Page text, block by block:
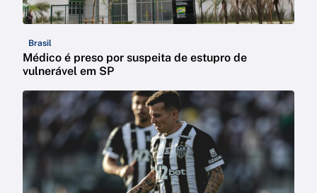
Brasil
Médico é preso por suspeita de estupro de
vulnerável em SP